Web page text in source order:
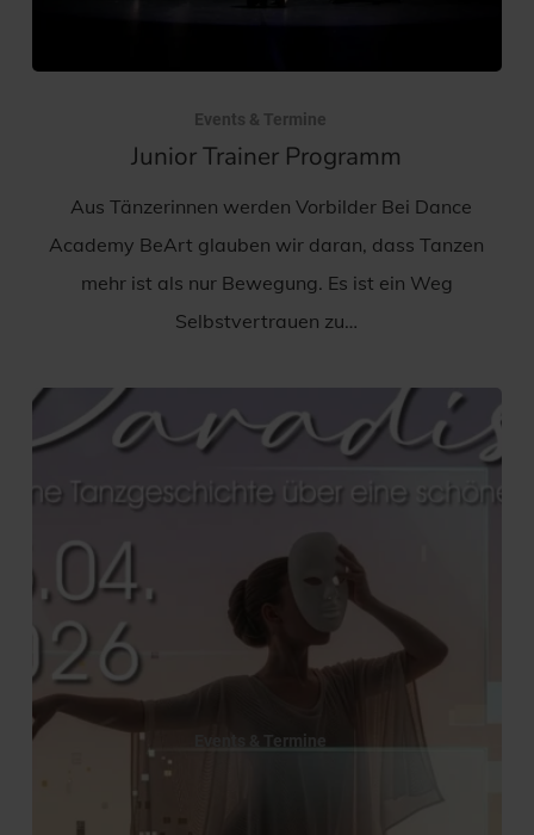
Events & Termine
Junior Trainer Programm
Aus Tänzerinnen werden Vorbilder Bei Dance
Academy BeArt glauben wir daran, dass Tanzen
mehr ist als nur Bewegung. Es ist ein Weg
Selbstvertrauen zu…
Events & Termine
PARADISE – Tanzgala der Dance